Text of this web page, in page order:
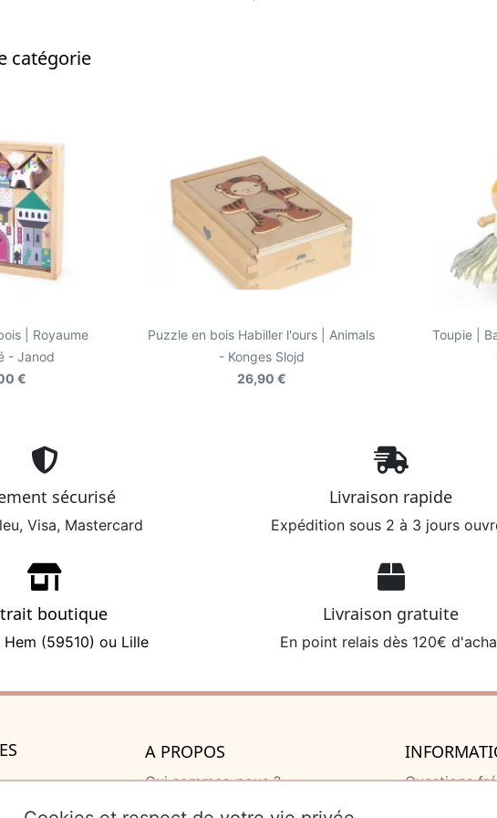
catégorie
| Royaume
- Janod
€
Puzzle en bois Habiller l'ours | Animals
- Konges Slojd
26,90 €
Toupie |
sécurisé
Visa, Mastercard
Livraison rapide
Expédition sous 2 à 3 jours
boutique
Hem (59510) ou Lille
Livraison gratuite
En point relais dès 120€
A PROPOS
Qui sommes-nous ?
Questions
Livraison et